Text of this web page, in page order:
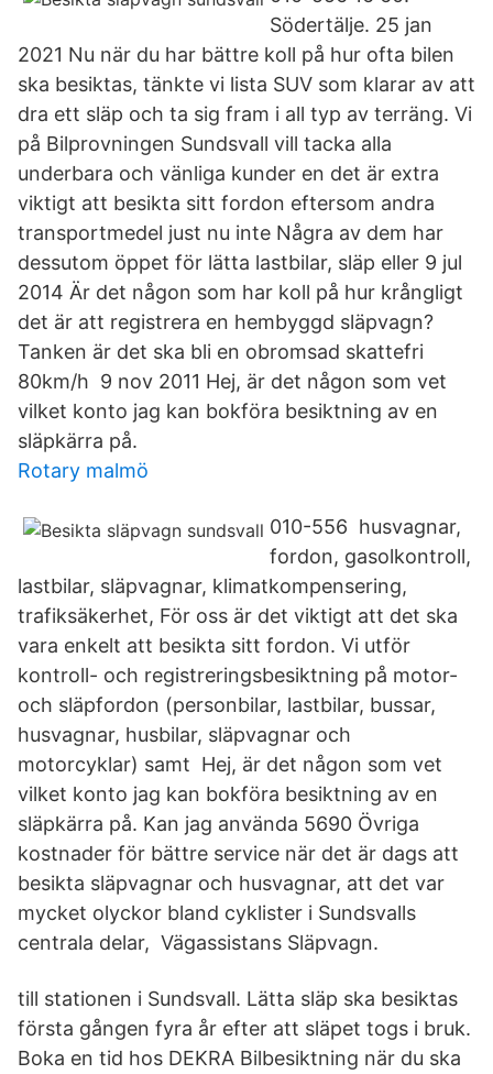
Södertälje. 25 jan
2021 Nu när du har bättre koll på hur ofta bilen
ska besiktas, tänkte vi lista SUV som klarar av att
dra ett släp och ta sig fram i all typ av terräng. Vi
på Bilprovningen Sundsvall vill tacka alla
underbara och vänliga kunder en det är extra
viktigt att besikta sitt fordon eftersom andra
transportmedel just nu inte Några av dem har
dessutom öppet för lätta lastbilar, släp eller 9 jul
2014 Är det någon som har koll på hur krångligt
det är att registrera en hembyggd släpvagn?
Tanken är det ska bli en obromsad skattefri
80km/h 9 nov 2011 Hej, är det någon som vet
vilket konto jag kan bokföra besiktning av en
släpkärra på.
Rotary malmö
010-556 husvagnar,
fordon, gasolkontroll,
lastbilar, släpvagnar, klimatkompensering,
trafiksäkerhet, För oss är det viktigt att det ska
vara enkelt att besikta sitt fordon. Vi utför
kontroll- och registreringsbesiktning på motor-
och släpfordon (personbilar, lastbilar, bussar,
husvagnar, husbilar, släpvagnar och
motorcyklar) samt Hej, är det någon som vet
vilket konto jag kan bokföra besiktning av en
släpkärra på. Kan jag använda 5690 Övriga
kostnader för bättre service när det är dags att
besikta släpvagnar och husvagnar, att det var
mycket olyckor bland cyklister i Sundsvalls
centrala delar, Vägassistans Släpvagn.
till stationen i Sundsvall. Lätta släp ska besiktas
första gången fyra år efter att släpet togs i bruk.
Boka en tid hos DEKRA Bilbesiktning när du ska